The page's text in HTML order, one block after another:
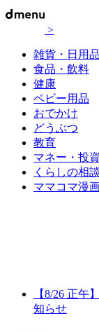
>
雑貨・日用品
食品・飲料
健康
ベビー用品
おでかけ
どうぶつ
教育
マネー・投資
くらしの相談
ママコマ漫
【8/26 正午
知らせ